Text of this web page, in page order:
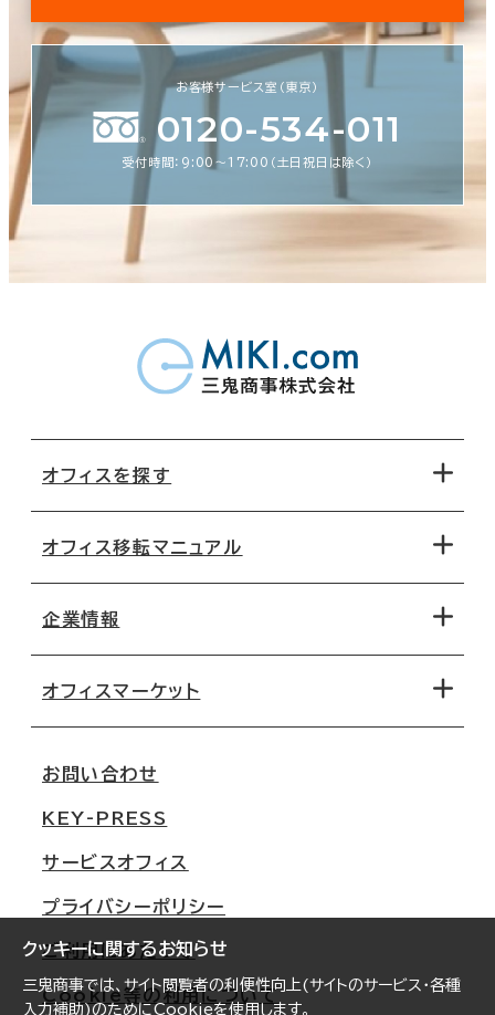
クッキーに関するお知らせ
三鬼商事では、サイト閲覧者の利便性向上(サイトのサービス・各種
入力補助)のためにCookieを使用します。
お客様サービス室（東京）
0120-534-011
受付時間：9:00〜17:00（土日祝日は除く）
オフィスを探す
地図から探す
路線・駅から探す
オフィス移転マニュアル
移転コストシミュレーション
移転スケジュール
オフィス移転Q&A
企業情報
オフィスマーケット
大阪
名古屋
札幌
仙台
横浜
お問い合わせ
KEY-PRESS
サービスオフィス
プライバシーポリシー
ご利用にあたって
Cookie等の利用について